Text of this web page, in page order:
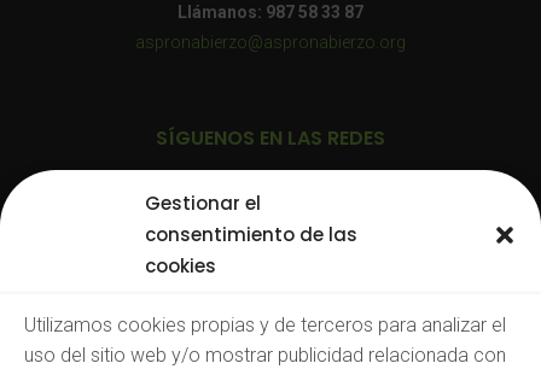
Gestionar el
consentimiento de las
cookies
Utilizamos cookies propias y de terceros para analizar el
uso del sitio web y/o mostrar publicidad relacionada con
Llámanos: 987 58 33 87
aspronabierzo@aspronabierzo.org
SÍGUENOS EN LAS REDES
Consulta nuestras: